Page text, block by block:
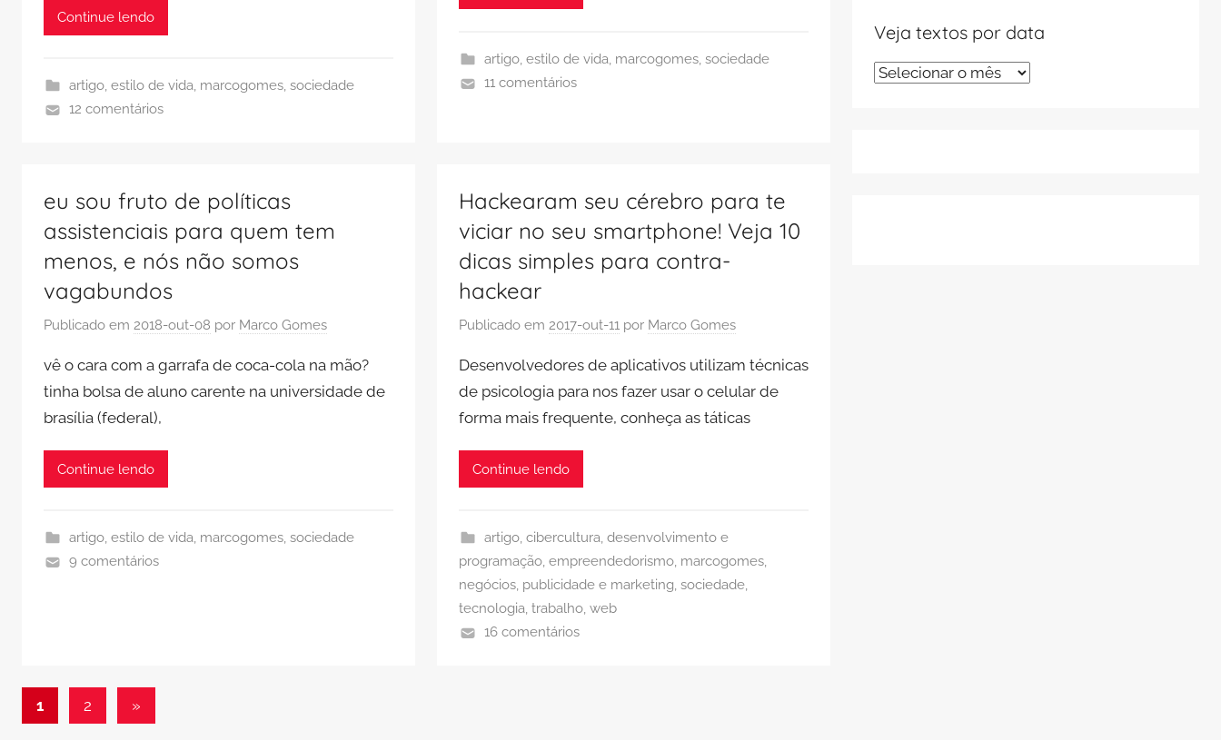
Continue lendo
artigo, estilo de vida, marcogomes, sociedade
12 comentários
artigo, estilo de vida, marcogomes, sociedade
11 comentários
eu sou fruto de políticas
assistenciais para quem tem
menos, e nós não somos
vagabundos
Publicado em 2018-out-08 por Marco Gomes
vê o cara com a garrafa de coca-cola na mão?
tinha bolsa de aluno carente na universidade de
brasília (federal),
Continue lendo
artigo, estilo de vida, marcogomes, sociedade
9 comentários
Hackearam seu cérebro para te
viciar no seu smartphone! Veja 10
dicas simples para contra-
hackear
Publicado em2017-out-11 por Marco Gomes
Desenvolvedores de aplicativos utilizam técnicas
de psicologia para nos fazer usar o celular de
forma mais frequente, conheça as táticas
Continue lendo
artigo, cibercultura, desenvolvimento e
programação,empreendedorismo, marcogomes,
negócios, publicidade e marketing,sociedade,
tecnologia,trabalho,web
16 comentários
Paginação
1 2
Post
»
Veja textos por data
Veja